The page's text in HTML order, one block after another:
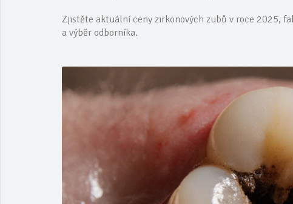
Zjistěte aktuální ceny zirkonových zubů v roce 2025,
a výběr odborníka.